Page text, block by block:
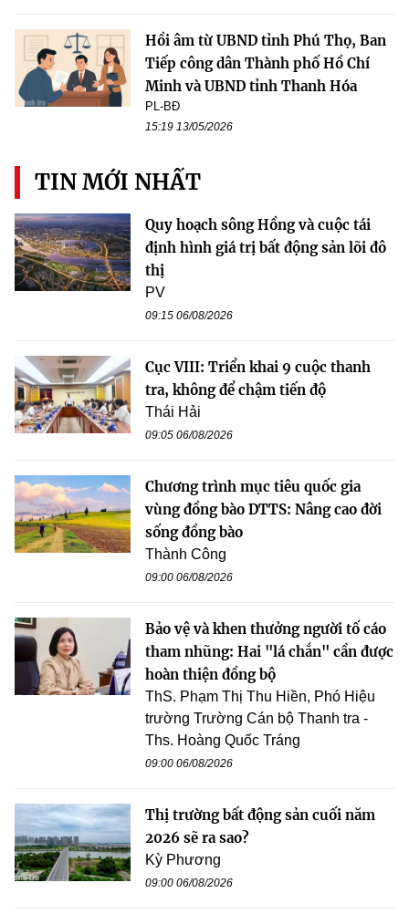
Hồi âm từ UBND tỉnh Phú Thọ, Ban
Tiếp công dân Thành phố Hồ Chí
Minh và UBND tỉnh Thanh Hóa
PL-BĐ
15:19 13/05/2026
TIN MỚI NHẤT
Quy hoạch sông Hồng và cuộc tái
định hình giá trị bất động sản lõi đô
thị
PV
09:15 06/08/2026
Cục VIII: Triển khai 9 cuộc thanh
tra, không để chậm tiến độ
Thái Hải
09:05 06/08/2026
Chương trình mục tiêu quốc gia
vùng đồng bào DTTS: Nâng cao đời
sống đồng bào
Thành Công
09:00 06/08/2026
Bảo vệ và khen thưởng người tố cáo
tham nhũng: Hai "lá chắn" cần được
hoàn thiện đồng bộ
ThS. Phạm Thị Thu Hiền, Phó Hiệu
trường Trường Cán bộ Thanh tra -
Ths. Hoàng Quốc Tráng
09:00 06/08/2026
Thị trường bất động sản cuối năm
2026 sẽ ra sao?
Kỳ Phương
09:00 06/08/2026